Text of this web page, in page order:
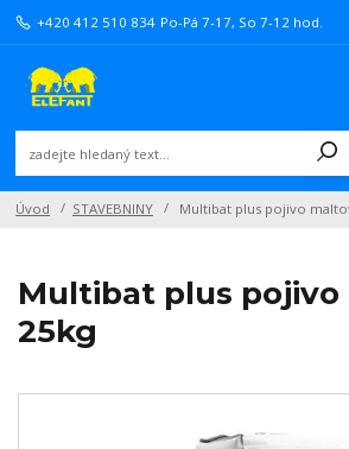
+420 412 510 834 Po-Pá 7-17, So 7-12 hod.
Úvod STAVEBNINY Multibat plus pojivo
Multibat plus
25kg